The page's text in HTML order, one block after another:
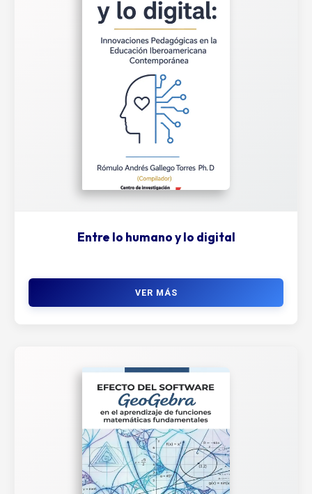
Entre lo humano y lo digital
VER MÁS